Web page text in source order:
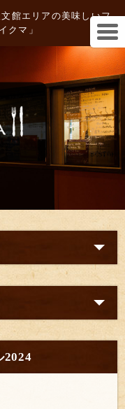
館エリアの美味しいフ
クマ」
2024